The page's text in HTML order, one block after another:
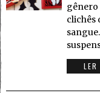
gênero
clichês
LER